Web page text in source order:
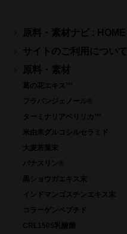
原料・素材ナビ : HOME
サイトのご利用について
原料・素材
葛の花エキス™
フラバンジェノール®
ターミナリアベリリカ™
米由来グルコシルセラミド
大麦若葉末
バナスリン®
黒ショウガエキス末
インドマンゴスチンエキス末
コラーゲンペプチド
CRL1505乳酸菌